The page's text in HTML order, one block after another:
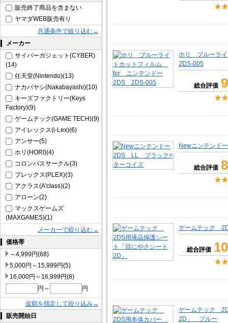
販売終了商品を含まない
ヤマダWEB販売有り
共通条件で絞り込む→
メーカー
サイバーガジェット(CYBER)
(14)
任天堂(Nintendo)(13)
ナカバヤシ(Nakabayashi)(10)
キーズファクトリー(Keys
Factory)(9)
ゲームテック(GAME TECH)(9)
アイレックス(i-Lex)(6)
アンサー(5)
ホリ(HORI)(4)
コロンバスサークル(3)
プレックス(PLEX)(3)
アクラス(A'class)(2)
アローン(2)
マックスゲームズ
(MAXGAMES)(1)
メーカーで絞り込む→
価格帯
～4,999円(68)
5,000円～15,999円(5)
16,000円～16,999円(8)
円～
円
金額を指定して絞り込み→
販売開始日
ホリ ブルーラ
2DS-005
総合評価
Newニンテンド
総合評価
ゲームテック
総合評価
ゲームテック
2D」 ブルー